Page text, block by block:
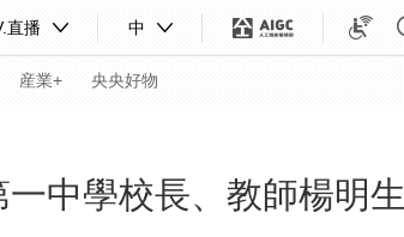
直播 中
産業+ 央央好物
中學校長、教師楊明生